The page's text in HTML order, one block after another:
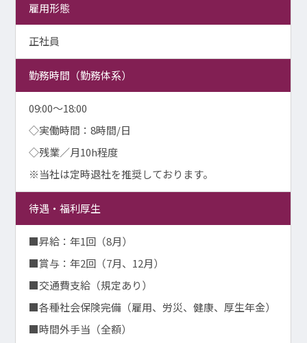
雇用形態
正社員
勤務時間（勤務体系）
09:00～18:00
◇実働時間：8時間/日
◇残業／月10h程度
※当社は定時退社を推奨しております。
待遇・福利厚生
■昇給：年1回（8月）
■賞与：年2回（7月、12月）
■交通費支給（規定あり）
■各種社会保険完備（雇用、労災、健康、厚生年金）
■時間外手当（全額）